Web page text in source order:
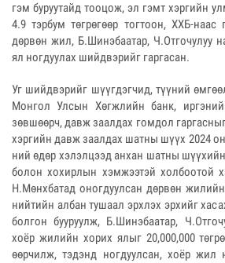
гэм буруутайд тооцож, эл гэмт хэргийн
4.9 тэрбум төгрөгөөр тогтоон, ХХБ-наас
дөрвөн жил, Б.Шинэбаатар, Ч.Отгочулуу
ял ногдуулах шийдвэрийг гаргасан.
Уг шийдвэрийг шүүгдэгчид, түүний
Монгол Улсын Хөгжлийн банк,
зөвшөөрч, давж заалдах гомдол
хэргийн давж заалдах шатны шүүх 2024
ний өдөр хэлэлцээд анхан шатны
болон хохирлын хэмжээтэй холбоотой
Н.Мөнхбатад оногдуулсан дөрвөн
нийтийн албан тушаал эрхлэх эрхийг
болгон бууруулж, Б.Шинэбаатар,
хоёр жилийн хорих ялыг 20,000,000
өөрчилж, тэдэнд ногдуулсан, хоёр жил